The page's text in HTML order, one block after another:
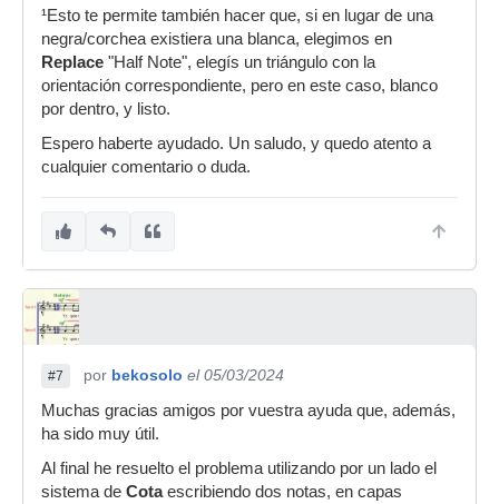
¹Esto te permite también hacer que, si en lugar de una
negra/corchea existiera una blanca, elegimos en
Replace "Half Note", elegís un triángulo con la
orientación correspondiente, pero en este caso, blanco
por dentro, y listo.
Espero haberte ayudado. Un saludo, y quedo atento a
cualquier comentario o duda.
#7 por bekosolo el 05/03/2024
Muchas gracias amigos por vuestra ayuda que, además,
ha sido muy útil.
Al final he resuelto el problema utilizando por un lado el
sistema de Cotaescribiendo dos notas, en capas